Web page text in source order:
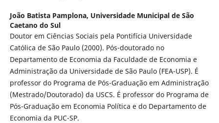
João Batista Pamplona, Universidade Municipal de São
Caetano do Sul
Doutor em Ciências Sociais pela Pontifícia Universidade
Católica de São Paulo (2000). Pós-doutorado no
Departamento de Economia da Faculdade de Economia e
Administração da Universidade de São Paulo (FEA-USP). É
professor do Programa de Pós-Graduação em Administração
(Mestrado/Doutorado) da USCS. É professor do Programa de
Pós-Graduação em Economia Política e do Departamento de
Economia da PUC-SP.